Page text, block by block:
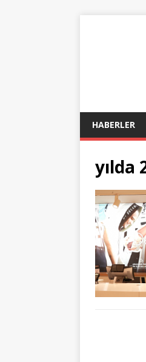
HABERLER
yılda